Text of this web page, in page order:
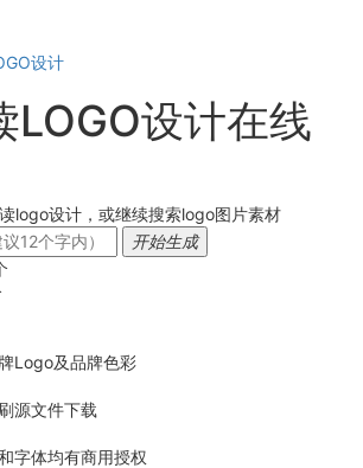
设计
LOGO设计在线
logo设计，或继续搜索logo图片素材
开始生成
Logo及品牌色彩
源文件下载
字体均有商用授权